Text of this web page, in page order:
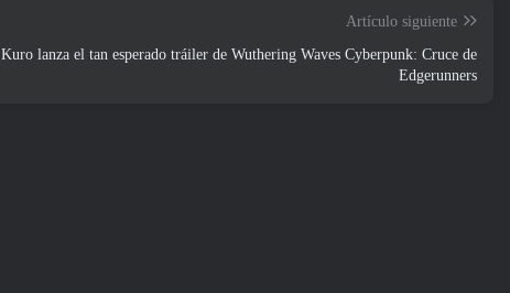
Artículo siguiente
Kuro lanza el tan esperado tráiler de Wuthering Waves Cyberpunk: Cruce de
Edgerunners